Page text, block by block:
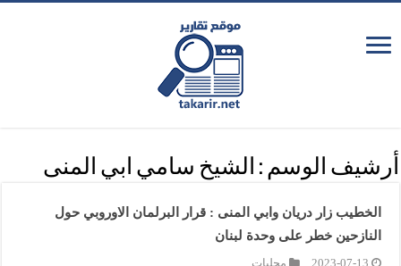
أرشيف الوسم : الشيخ سامي ابي المنى
الخطيب زار دريان وابي المنى : قرار البرلمان الاوروبي حول
النازحين خطر على وحدة لبنان
2023-07-13 محليات